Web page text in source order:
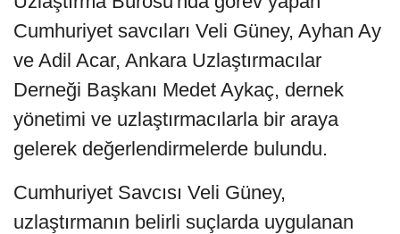
Cumhuriyet savcıları Veli Güney, Ayhan Ay
ve Adil Acar, Ankara Uzlaştırmacılar
Derneği Başkanı Medet Aykaç, dernek
yönetimi ve uzlaştırmacılarla bir araya
gelerek değerlendirmelerde bulundu.
Cumhuriyet Savcısı Veli Güney,
uzlaştırmanın belirli suçlarda uygulanan